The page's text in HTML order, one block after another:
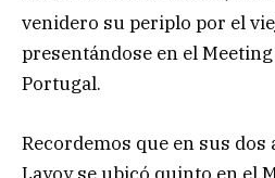
venidero su periplo por el
presentándose en el
Portugal.
Recordemos que en sus
Layoy se ubicó quinto en el